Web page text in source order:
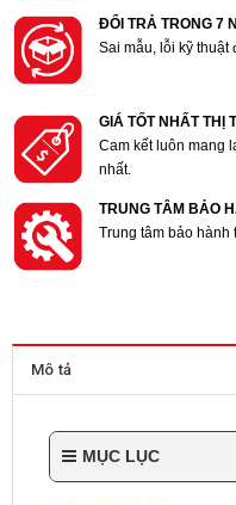
ĐỔI TRẢ TRONG 7
Sai mẫu, lỗi kỹ thuật
GIÁ TỐT NHẤT THỊ
Cam kết luôn mang
nhất.
TRUNG TÂM BẢO
Trung tâm bảo hành
Mô tả
MỤC LỤC